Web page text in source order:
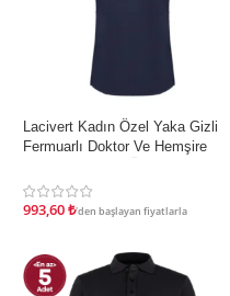
İNDIRIM
Lacivert Kadın Özel Yaka Gizli
Fermuarlı Doktor Ve Hemşire
993,60₺'den başlayan fiyatlarla